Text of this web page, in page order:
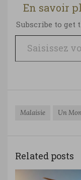
En savoir
Subscribe to get
Saisissez votre adresse e-mail…
Malaisie Un
Related posts